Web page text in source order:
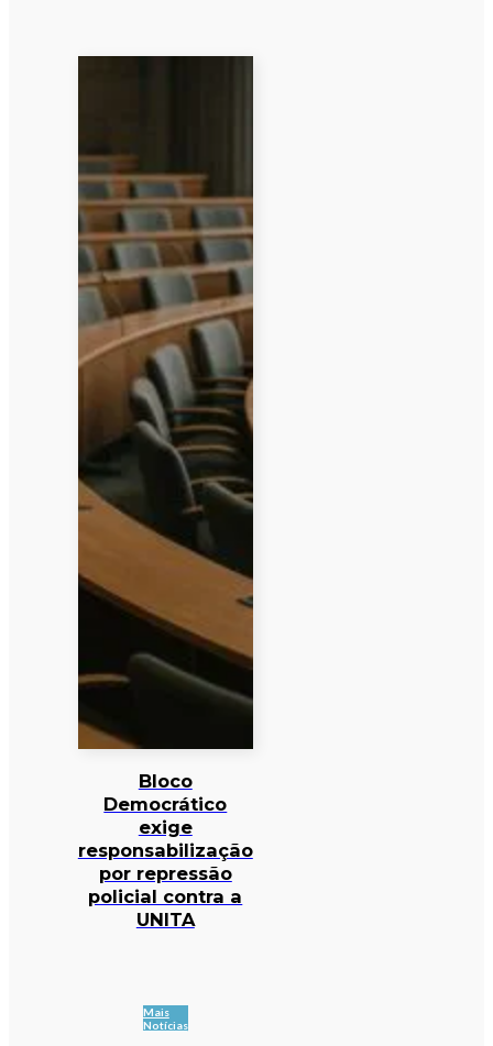
Bloco
Democrático
exige
responsabilização
por repressão
policial contra a
UNITA
Mais
Notícias